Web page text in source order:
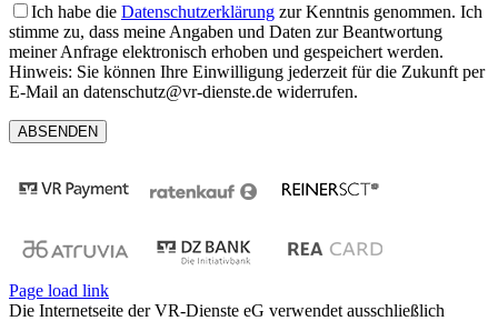
Ich habe die Datenschutzerklärung zur Kenntnis genommen. Ich
stimme zu, dass meine Angaben und Daten zur Beantwortung
meiner Anfrage elektronisch erhoben und gespeichert werden.
Hinweis: Sie können Ihre Einwilligung jederzeit für die Zukunft per
E-Mail an datenschutz@vr-dienste.de widerrufen.
Page load link
Die Internetseite der VR-Dienste eG verwendet ausschließlich